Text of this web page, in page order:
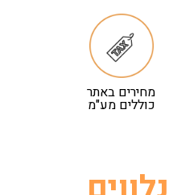
מחירים באתר
כוללים מע"מ